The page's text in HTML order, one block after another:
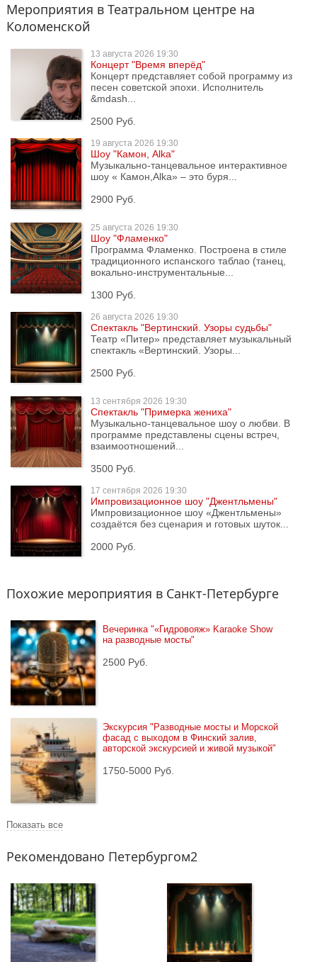
Мероприятия в Театральном центре на
Коломенской
13 августа 2026 19:30
Концерт "Время вперёд"
Концерт представляет собой программу из
песен советской эпохи. Исполнитель
&mdash...
2500 Руб.
19 августа 2026 19:30
Шоу "Камон, Alka"
Музыкально-танцевальное интерактивное
шоу « Камон,Alka» – это буря...
2900 Руб.
25 августа 2026 19:30
Шоу "Фламенко"
Программа Фламенко. Построена в стиле
традиционного испанского таблао (танец,
вокально-инструментальные...
1300 Руб.
26 августа 2026 19:30
Спектакль "Вертинский. Узоры судьбы"
Театр «Питер» представляет музыкальный
спектакль «Вертинский. Узоры...
2500 Руб.
13 сентября 2026 19:30
Спектакль "Примерка жениха"
Музыкально-танцевальное шоу о любви. В
программе представлены сцены встреч,
взаимоотношений...
3500 Руб.
17 сентября 2026 19:30
Импровизационное шоу "Джентльмены"
Импровизационное шоу «Джентльмены»
создаётся без сценария и готовых шуток...
2000 Руб.
Похожие мероприятия в Санкт-Петербурге
Вечеринка "«Гидровояж» Karaoke Show
на разводные мосты"
2500 Руб.
Экскурсия "Разводные мосты и Морской
фасад с выходом в Финский залив,
авторской экскурсией и живой музыкой"
1750-5000 Руб.
Показать все
Рекомендовано Петербургом2